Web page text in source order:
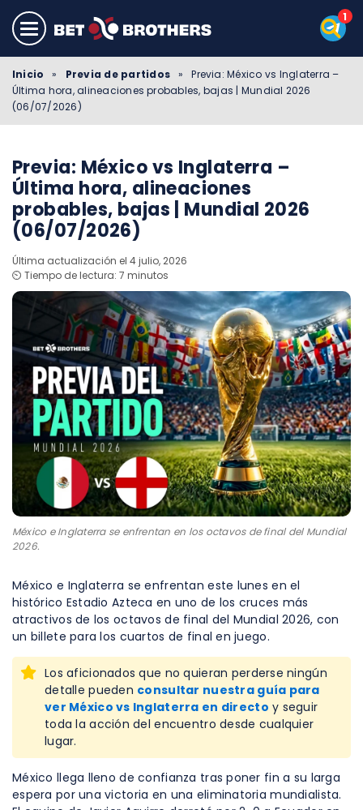
Inicio » Previa de partidos »
Previa: México vs Inglaterra –
Última hora, alineaciones probables, bajas | Mundial 2026
(06/07/2026)
Previa: México vs Inglaterra –
Última hora, alineaciones
probables, bajas | Mundial 2026
(06/07/2026)
Última actualización el 4 julio, 2026
⏲️ Tiempo de lectura: 7 minutos
México e Inglaterra se enfrentan en los octavos de final del Mundial
2026.
México e Inglaterra se enfrentan este lunes en el
histórico Estadio Azteca en uno de los cruces más
atractivos de los octavos de final del Mundial 2026, con
un billete para los cuartos de final en juego.
Los aficionados que no quieran perderse ningún
detalle pueden consultar nuestra guía para
ver México vs Inglaterra en directo y seguir
toda la acción del encuentro desde cualquier
lugar.
México llega lleno de confianza tras poner fin a su larga
espera por una victoria en una eliminatoria mundialista.